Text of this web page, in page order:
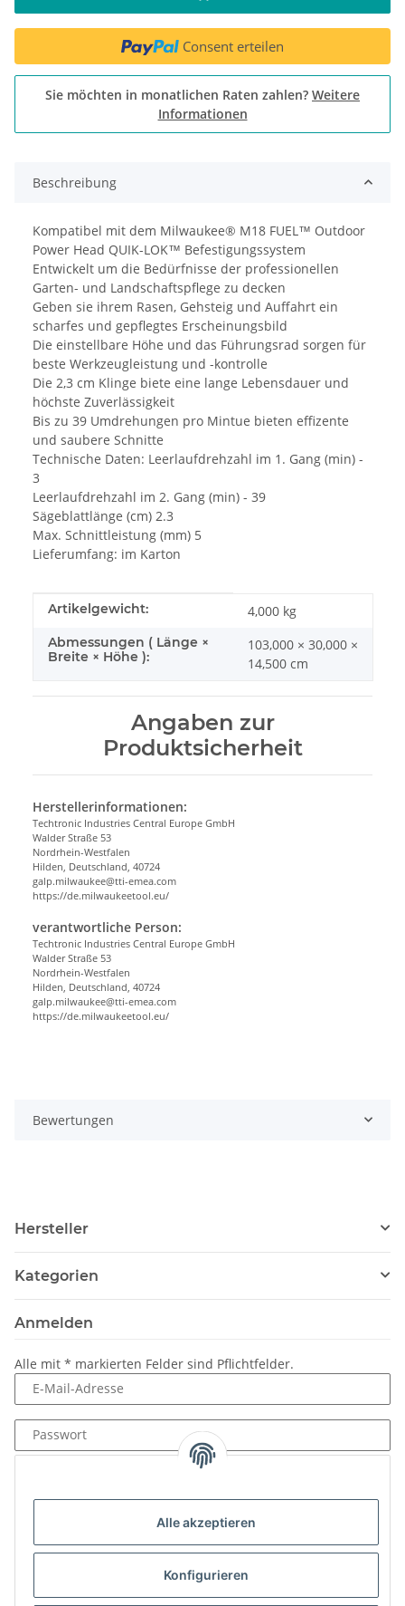
Alle akzeptieren
Konfigurieren
Consent erteilen
Sie möchten in monatlichen Raten zahlen? Weitere
Informationen
Beschreibung
Kompatibel mit dem Milwaukee® M18 FUEL™ Outdoor
Power Head QUIK-LOK™ Befestigungssystem
Entwickelt um die Bedürfnisse der professionellen
Garten- und Landschaftspflege zu decken
Geben sie ihrem Rasen, Gehsteig und Auffahrt ein
scharfes und gepflegtes Erscheinungsbild
Die einstellbare Höhe und das Führungsrad sorgen für
beste Werkzeugleistung und -kontrolle
Die 2,3 cm Klinge biete eine lange Lebensdauer und
höchste Zuverlässigkeit
Bis zu 39 Umdrehungen pro Mintue bieten effizente
und saubere Schnitte
Technische Daten: Leerlaufdrehzahl im 1. Gang (min) -
3
Leerlaufdrehzahl im 2. Gang (min) - 39
Sägeblattlänge (cm) 2.3
Max. Schnittleistung (mm) 5
Lieferumfang: im Karton
Produkteigenschaft
Wert
Artikelgewicht: 4,000 kg
Abmessungen ( Länge ×
Breite × Höhe ):
103,000 × 30,000 ×
14,500 cm
Angaben zur
Produktsicherheit
Herstellerinformationen:
Techtronic Industries Central Europe GmbH
Walder Straße 53
Nordrhein-Westfalen
Hilden, Deutschland, 40724
galp.milwaukee@tti-emea.com
https://de.milwaukeetool.eu/
verantwortliche Person:
Techtronic Industries Central Europe GmbH
Walder Straße 53
Nordrhein-Westfalen
Hilden, Deutschland, 40724
galp.milwaukee@tti-emea.com
https://de.milwaukeetool.eu/
Bewertungen
Hersteller
Kategorien
Anmelden
Alle mit * markierten Felder sind Pflichtfelder.
E-Mail-Adresse
Passwort
Neu hier?Jetzt registrieren!